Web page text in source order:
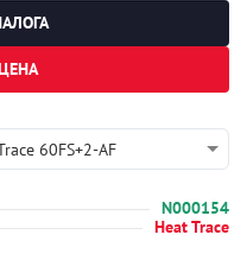
60FS+2-AF
N000154
Heat Trace